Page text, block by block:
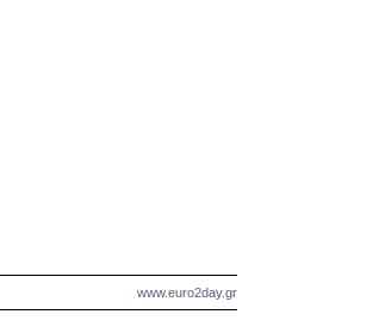
www.euro2day.gr